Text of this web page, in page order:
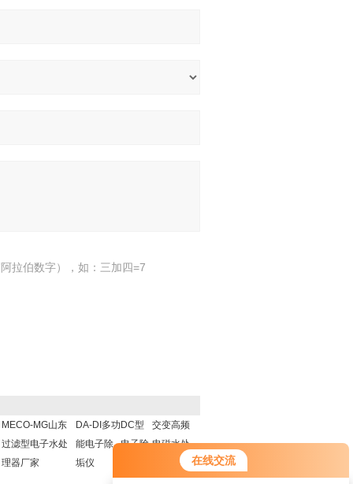
在线交流
拉伯数字），如：三加四=7
MECO-MG山东
过滤型电子水处
理器厂家
DA-DI多功
能电子除
垢仪
DC型
电子除
交变高频
电磁水处